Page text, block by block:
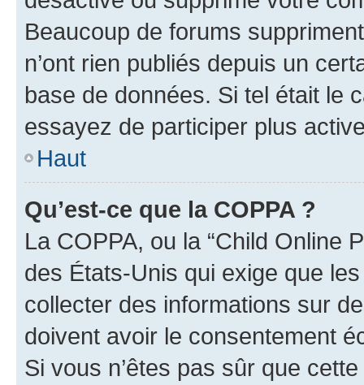
Beaucoup de forums
n’ont rien publiés depuis un
base de données. Si tel était le
essayez de participer plus
Haut
Qu’est-ce que la COPPA ?
La COPPA, ou la “Child Online
des États-Unis qui exige que
collecter des informations sur
doivent avoir le consentement
Si vous n’êtes pas sûr que